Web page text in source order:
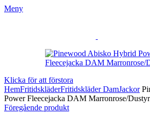
Meny
Klicka för att förstora
HemFritidskläderFritidskläder DamJackor
Power Fleecejacka DAM Marronrose/
Föregående produkt